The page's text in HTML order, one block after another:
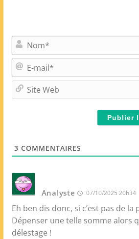
3 COMMENTAIRES
Analyste 07/10/2025 20h34
Eh ben dis donc, si c’est pas de la
Dépenser une telle somme alors
délestage !